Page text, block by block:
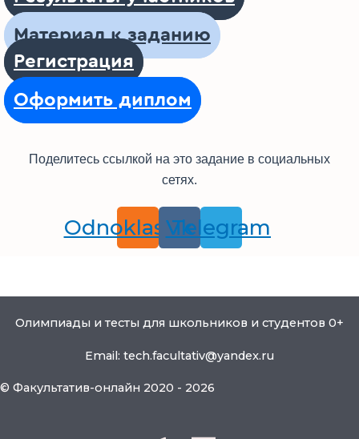
Материал к заданию
Регистрация
Оформить диплом
Поделитесь ссылкой на это задание в социальных
сетях.
Odnoklassniki
Vk
Telegram
Олимпиады и тесты для школьников и студентов 0+
Email: tech.facultativ@yandex.ru
© Факультатив-онлайн 2020 - 2026